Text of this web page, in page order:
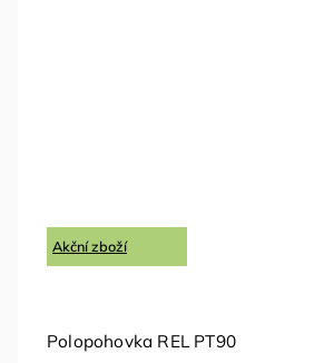
Akční zboží
Polopohovka REL PT90